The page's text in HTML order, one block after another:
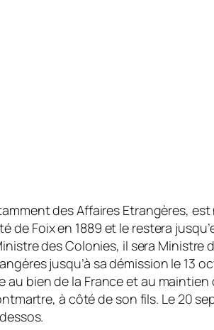
des Affaires Etrangères, est
Foix en 1889 et le restera
des Colonies, il sera Ministre
jusqu’à sa démission le 13
bien de la France et au
à côté de son fils. Le 20